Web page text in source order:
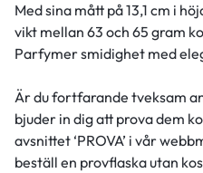
Med sina mått på 13,1 cm i
vikt mellan 63 och 65 gram
Parfymer smidighet med
Är du fortfarande tveksam
bjuder in dig att prova dem
avsnittet ‘PROVA’ i vår
beställ en provflaska utan